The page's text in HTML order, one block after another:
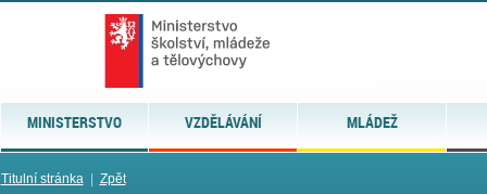
MINISTERSTVO VZDĚLÁVÁNÍ MLÁDEŽ
Titulní stránka| Zpět